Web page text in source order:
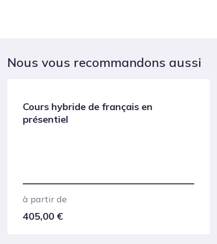
Nous vous recommandons aussi
Cours hybride de français en
présentiel
à partir de
405,00 €